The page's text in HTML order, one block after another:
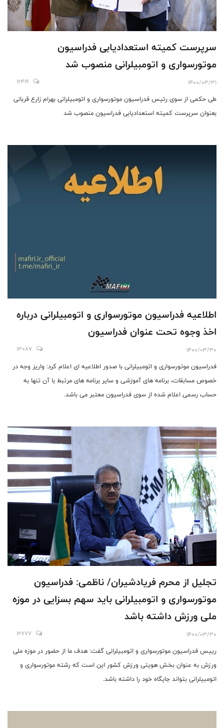
سرپرست کمیته استعدادیابی فدراسیون
موتورسواری و اتومبیلرانی منصوب شد
1400/03/31
16419
طی حکمی از سوی رئیس فدراسیون موتورسواری و اتومبیلرانی بهرام زارع قربانی
بعنوان سرپرست کمیته استعدادیابی فدراسیون منصوب شد
اطلاعیه فدراسیون موتورسواری و اتومبیلرانی درباره
اخذ وجوه تحت عنوان فدراسیون
1400/03/30
13087
فدراسیون موتورسواری و اتومبیلرانی با صدور اطلاعیه ای اعلام کرد: واریز وجه در
خصوص مسابقات، برنامه های آموزشی و سایر برنامه های مرتبط با آن تنها به
حساب رسمی اعلام شده از سوی فدراسیون معتبر می باشد.
تجلیل از محرم فریادشیران/ ناظمی: فدراسیون
موتورسواری و اتومبیلرانی باید سهم بسزایی در موزه
ملی ورزش داشته باشد
1400/03/30
16777
رییس فدراسیون موتورسواری و اتومبیلرانی گفت: هدف ما از حضور در موزه ملی
ورزش به عنوان بخش هویتی ورزش کشور این است که رشته موتورسواری و
اتومبیلرانی بتواند جایگاه خود را داشته باشد.